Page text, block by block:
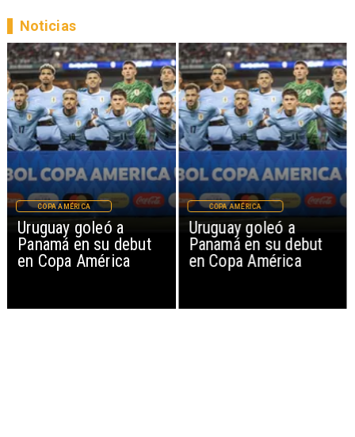
Uruguay goleó a
Panamá en su debut
en Copa América
COPA AMÉRICA
Uruguay goleó a
Panamá en su debut
en Copa América
COPA AMÉRICA
Noticias